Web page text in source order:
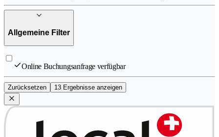
Allgemeine Filter
Online Buchungsanfrage verfügbar
Zurücksetzen 13 Ergebnisse anzeigen